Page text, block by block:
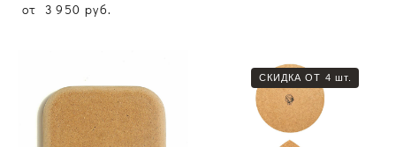
от 3 950 pуб.
СКИДКА ОТ 4 шт.